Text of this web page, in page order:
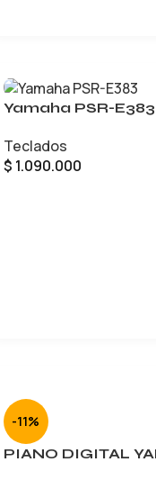
Yamaha PSR-E383
Teclados
$ 1.090.000
-11%
PIANO DIGITAL